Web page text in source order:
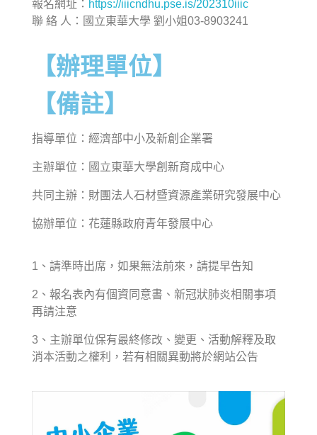
報名網址： https://iiicndhu.pse.is/202310iiic
聯 絡 人：國立東華大學 劉小姐03-8903241
【辦理單位】
【備註】
指導單位：經濟部中小及新創企業署
主辦單位：國立東華大學創新育成中心
共同主辦：財團法人石材暨資源產業研究發展中心
協辦單位：花蓮縣政府青年發展中心
1、請準時出席，如果無法前來，請提早告知
2、報名表內有個資同意書、新冠狀肺炎相關事項
再請注意
3、主辦單位保有最終修改、變更、活動解釋及取
消本活動之權利，若有相關異動將於網站公告